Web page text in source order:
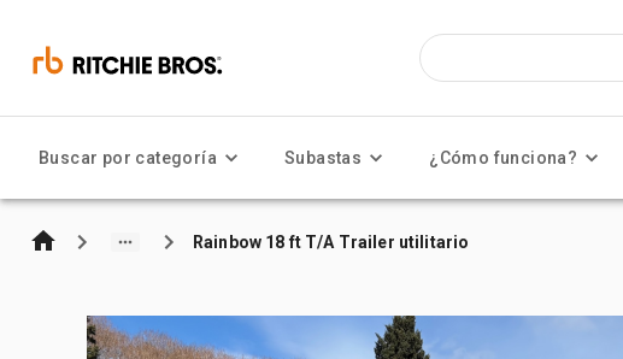
Buscar por categoría Subastas ¿Cómo funciona?
Rainbow 18 ft T/A Trailer utilitario